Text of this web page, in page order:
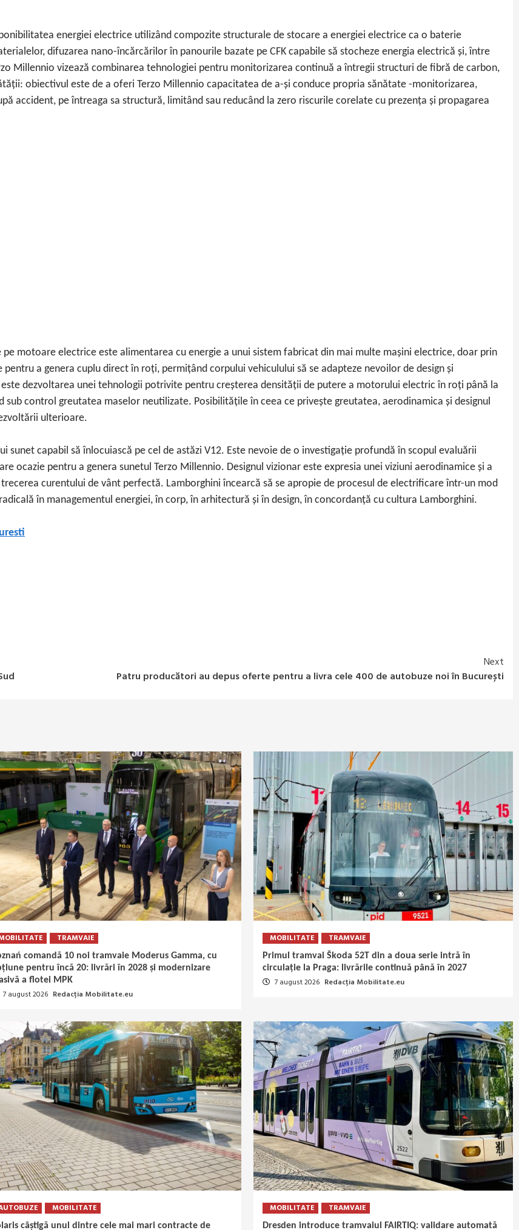
energiei electrice utilizând compozite structurale de stocare a energiei electrice ca o baterie
difuzarea nano-încărcărilor în panourile bazate pe CFK capabile să stocheze energia electrică și, între
Millennio vizează combinarea tehnologiei pentru monitorizarea continuă a întregii structuri de fibră de carbon,
obiectivul este de a oferi Terzo Millennio capacitatea de a-și conduce propria sănătate -monitorizarea,
accident, pe întreaga sa structură, limitând sau reducând la zero riscurile corelate cu prezența și propagarea
motoare electrice este alimentarea cu energie a unui sistem fabricat din mai multe mașini electrice, doar prin
a genera cuplu direct în roți, permițând corpului vehiculului să se adapteze nevoilor de design și
dezvoltarea unei tehnologii potrivite pentru creșterea densității de putere a motorului electric în roți până la
control greutatea maselor neutilizate. Posibilitățile în ceea ce privește greutatea, aerodinamica și designul
ulterioare.
capabil să înlocuiască pe cel de astăzi V12. Este nevoie de o investigație profundă în scopul evaluării
ocazie pentru a genera sunetul Terzo Millennio. Designul vizionar este expresia unei viziuni aerodinamice și a
curentului de vânt perfectă. Lamborghini încearcă să se apropie de procesul de electrificare într-un mod
în managementul energiei, în corp, în arhitectură și în design, în concordanță cu cultura Lamborghini.
Next
Patru producători au depus oferte pentru a livra cele 400 de autobuze noi în București
TRAMVAIE
comandă 10 noi tramvaie Moderus Gamma, cu
pentru încă 20: livrări în 2028 și modernizare
a flotei MPK
7 august 2026 Redacția Mobilitate.eu
MOBILITATE TRAMVAIE
Primul tramvai Škoda 52T din a doua serie intră în
circulație la Praga: livrările continuă până în 2027
7 august 2026 Redacția Mobilitate.eu
MOBILITATE
câștigă unul dintre cele mai mari contracte de
MOBILITATE TRAMVAIE
Dresden introduce tramvaiul FAIRTIQ: validare automată